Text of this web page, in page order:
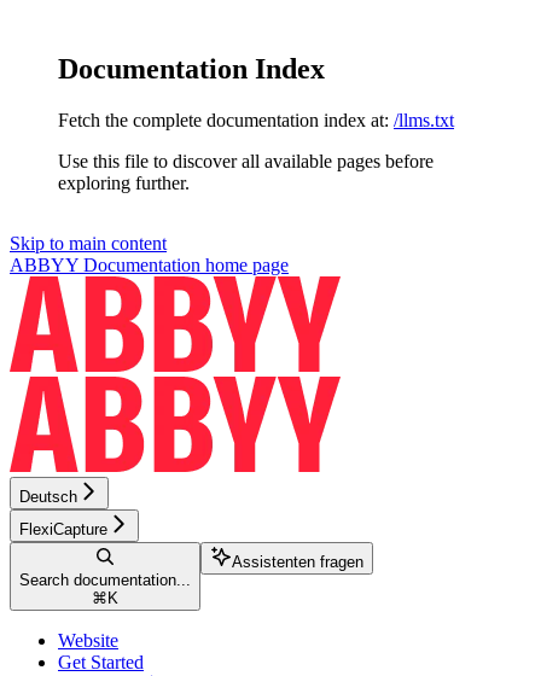
Documentation Index
Fetch the complete documentation index at: /llms.txt
Use this file to discover all available pages before
exploring further.
Skip to main content
ABBYY Documentation home page
Deutsch
FlexiCapture
Search documentation...
⌘ K
Assistenten fragen
Website
Get Started